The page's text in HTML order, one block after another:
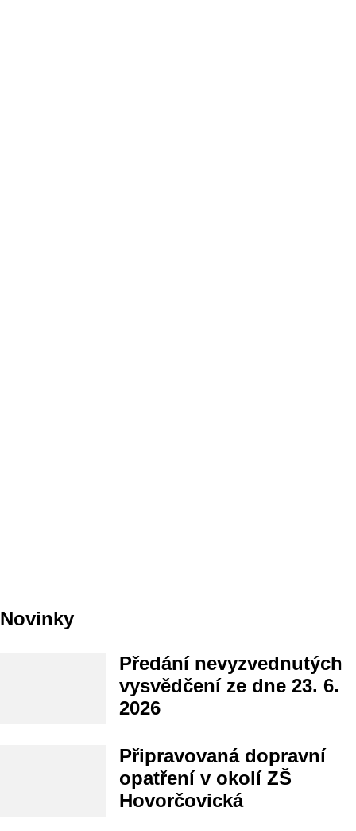
Novinky
Předání nevyzvednutých
vysvědčení ze dne 23. 6.
2026
Připravovaná dopravní
opatření v okolí ZŠ
Hovorčovická